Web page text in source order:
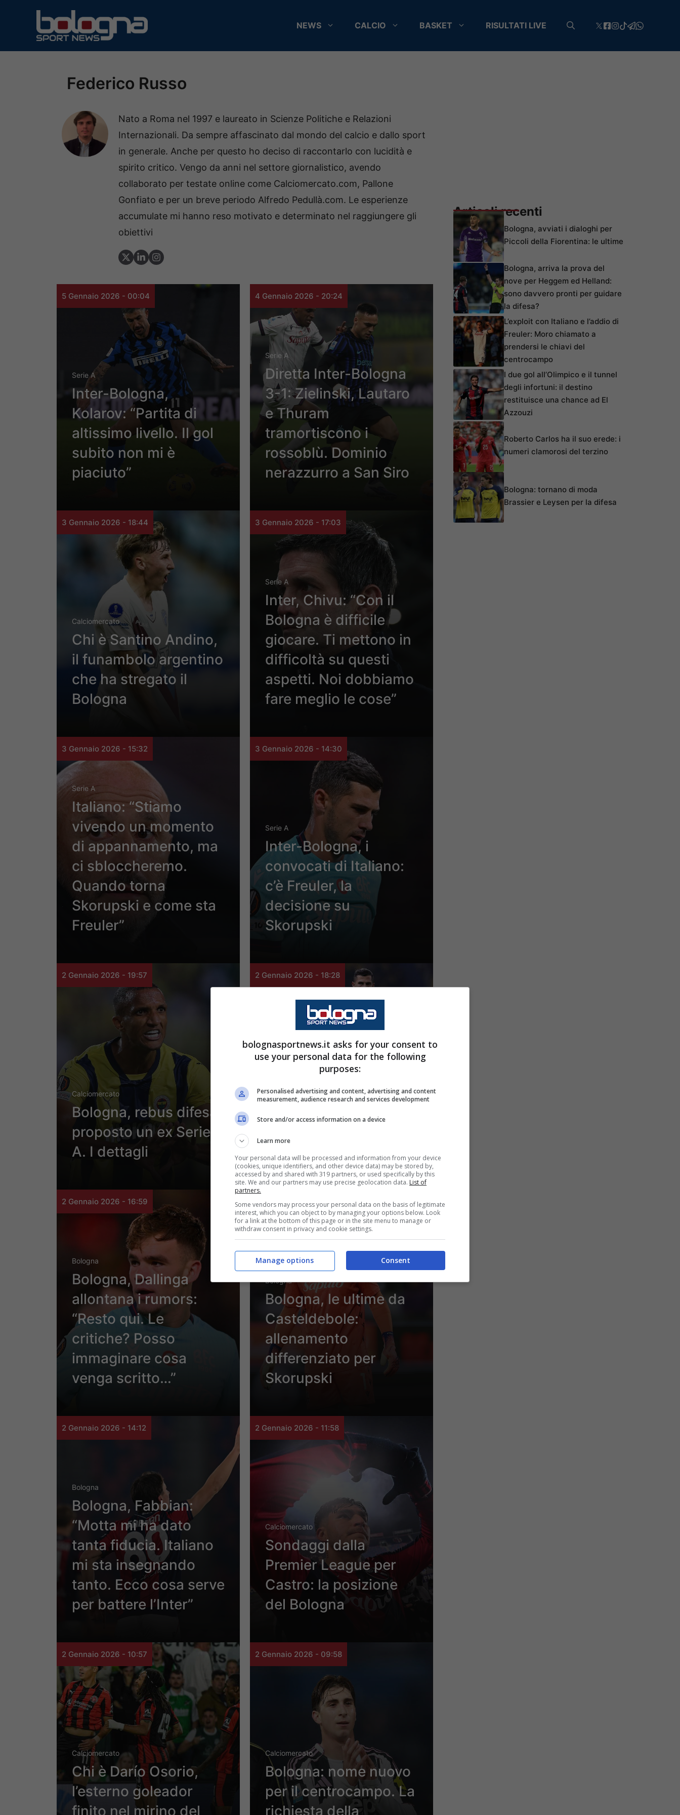
contenuto
NEWS CALCIO BASKET RISULTATI LIVE
Federico Russo
Nato a Roma nel 1997 e laureato in Scienze Politiche e Relazioni
Internazionali. Da sempre affascinato dal mondo del calcio e dallo sport
in generale. Anche per questo ho deciso di raccontarlo con lucidità e
spirito critico. Vengo da anni nel settore giornalistico, avendo
collaborato per testate online come Calciomercato.com, Pallone
Gonfiato e per un breve periodo Alfredo Pedullà.com. Le esperienze
accumulate mi hanno reso motivato e determinato nel raggiungere gli
obiettivi
5 Gennaio 2026 - 00:04
Serie A
Inter-Bologna,
Kolarov: “Partita di
altissimo livello. Il gol
subito non mi è
piaciuto”
4 Gennaio 2026 - 20:24
Serie A
Diretta Inter-Bologna
3-1: Zielinski, Lautaro
e Thuram
tramortiscono i
rossoblù. Dominio
nerazzurro a San Siro
3 Gennaio 2026 - 18:44
Calciomercato
Chi è Santino Andino,
il funambolo argentino
che ha stregato il
Bologna
3 Gennaio 2026 - 17:03
Serie A
Inter, Chivu: “Con il
Bologna è difficile
giocare. Ti mettono in
difficoltà su questi
aspetti. Noi dobbiamo
fare meglio le cose”
3 Gennaio 2026 - 15:32
Serie A
Italiano: “Stiamo
vivendo un momento
di appannamento, ma
ci sbloccheremo.
Quando torna
Skorupski e come sta
Freuler”
3 Gennaio 2026 - 14:30
Serie A
Inter-Bologna, i
convocati di Italiano:
c’è Freuler, la
decisione su
Skorupski
2 Gennaio 2026 - 19:57
Calciomercato
Bologna, rebus difesa:
proposto un ex Serie
A. I dettagli
2 Gennaio 2026 - 18:28
Calciomercato
Bologna, rinnovo
Freuler: ancora
nessuna risposta dal
alla finestra
2 Gennaio 2026 - 16:59
Bologna
Bologna, Dallinga
allontana i rumors:
“Resto qui. Le
critiche? Posso
immaginare cosa
venga scritto…”
2 Gennaio 2026 - 14:42
Bologna
Bologna, le ultime da
Casteldebole:
allenamento
differenziato per
Skorupski
2 Gennaio 2026 - 14:12
Bologna
Bologna, Fabbian:
“Motta mi ha dato
tanta fiducia. Italiano
mi sta insegnando
tanto. Ecco cosa serve
per battere l’Inter”
2 Gennaio 2026 - 11:58
Calciomercato
Sondaggi dalla
Premier League per
Castro: la posizione
del Bologna
2 Gennaio 2026 - 10:57
Calciomercato
Chi è Darío Osorio,
l’esterno goleador
finito nel mirino del
2 Gennaio 2026 - 09:58
Calciomercato
Bologna: nome nuovo
per il centrocampo. La
richiesta della
Articoli recenti
Bologna, avviati i dialoghi per
Piccoli della Fiorentina: le ultime
Bologna, arriva la prova del
nove per Heggem ed Helland:
sono davvero pronti per guidare
la difesa?
L’exploit con Italiano e l’addio di
Freuler: Moro chiamato a
prendersi le chiavi del
centrocampo
I due gol all’Olimpico e il tunnel
degli infortuni: il destino
restituisce una chance ad El
Azzouzi
Roberto Carlos ha il suo erede: i
numeri clamorosi del terzino
Bologna: tornano di moda
Brassier e Leysen per la difesa
bolognasportnews.it asks for your consent to
use your personal data for the following
purposes:
Personalised advertising and content, advertising and content
measurement, audience research and services development
Store and/or access information on a device
Learn more
Your personal data will be processed and information from your device
(cookies, unique identifiers, and other device data) may be stored by,
accessed by and shared with 319 partners, or used specifically by this
site. We and our partners may use precise geolocation data. List of
partners.
Some vendors may process your personal data on the basis of legitimate
interest, which you can object to by managing your options below. Look
for a link at the bottom of this page or in the site menu to manage or
withdraw consent in privacy and cookie settings.
Consent
Manage options